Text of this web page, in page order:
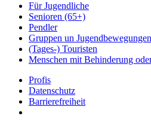
Für Jugendliche
Senioren (65+)
Pendler
Gruppen un Jugendbewegungen
(Tages-) Touristen
Menschen mit Behinderung
Profis
Datenschutz
Barrierefreiheit